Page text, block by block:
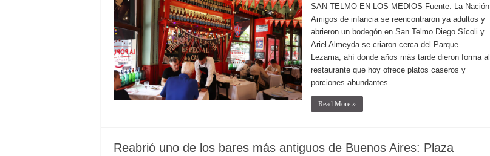
SAN TELMO EN LOS MEDIOS Fuente: La Nación
Amigos de infancia se reencontraron ya adultos y
abrieron un bodegón en San Telmo Diego Sícoli y
Ariel Almeyda se criaron cerca del Parque
Lezama, ahí donde años más tarde dieron forma al
restaurante que hoy ofrece platos caseros y
porciones abundantes …
Read More »
Reabrió uno de los bares más antiguos de Buenos Aires: Plaza